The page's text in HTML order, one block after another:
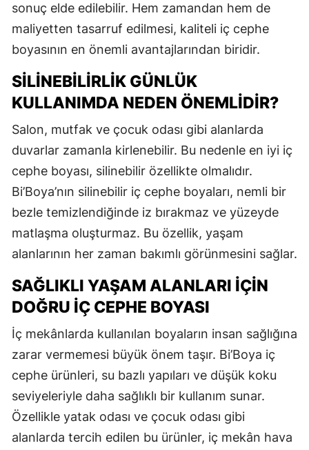
sonuç elde edilebilir. Hem zamandan hem de
maliyetten tasarruf edilmesi, kaliteli iç cephe
boyasının en önemli avantajlarından biridir.
SILINEBILIRLIK GÜNLÜK
KULLANIMDA NEDEN ÖNEMLIDIR?
Salon, mutfak ve çocuk odası gibi alanlarda
duvarlar zamanla kirlenebilir. Bu nedenle en iyi iç
cephe boyası, silinebilir özellikte olmalıdır.
Bi’Boya’nın silinebilir iç cephe boyaları, nemli bir
bezle temizlendiğinde iz bırakmaz ve yüzeyde
matlaşma oluşturmaz. Bu özellik, yaşam
alanlarının her zaman bakımlı görünmesini sağlar.
SAĞLIKLI YAŞAM ALANLARI İÇIN
DOĞRU İÇ CEPHE BOYASI
İç mekânlarda kullanılan boyaların insan sağlığına
zarar vermemesi büyük önem taşır. Bi’Boya iç
cephe ürünleri, su bazlı yapıları ve düşük koku
seviyeleriyle daha sağlıklı bir kullanım sunar.
Özellikle yatak odası ve çocuk odası gibi
alanlarda tercih edilen bu ürünler, iç mekân hava